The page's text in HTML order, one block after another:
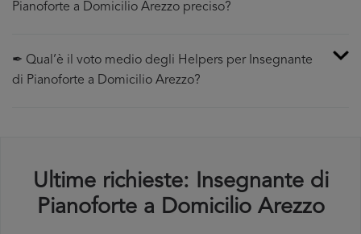
Pianoforte a Domicilio Arezzo preciso?
✒ Qual’è il voto medio degli Helpers per Insegnante
di Pianoforte a Domicilio Arezzo?
Ultime richieste: Insegnante di
Pianoforte a Domicilio Arezzo